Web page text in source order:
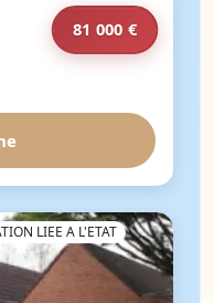
81 000 €
LIEE A L'ETAT